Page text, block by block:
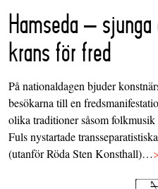
Hamseda –
krans för fred
På nationaldagen bjuder
besökarna till en
olika traditioner såsom
Fuls nystartade
(utanför Röda Sten Konsthall)…>